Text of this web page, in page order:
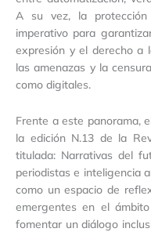
A su vez, la protección
imperativo para
expresión y el derecho a
las amenazas y la
como digitales.
Frente a este panorama,
la edición N.13 de la
titulada: Narrativas del
periodistas e inteligencia
como un espacio de
emergentes en el
fomentar un diálogo